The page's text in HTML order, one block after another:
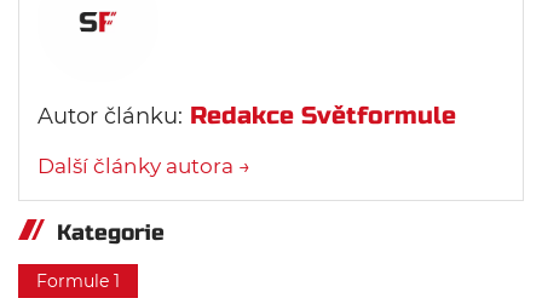
Autor článku: Redakce Světformule
Další články autora →
Kategorie
Formule 1